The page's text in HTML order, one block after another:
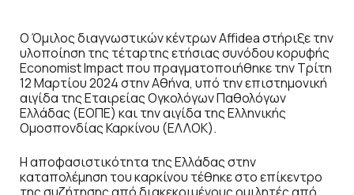
Ο Όμιλος διαγνωστικών κέντρων Affidea στήριξε την
υλοποίηση της τέταρτης ετήσιας συνόδου κορυφής
Economist Impact που πραγματοποιήθηκε την Τρίτη
12 Μαρτίου 2024 στην Αθήνα, υπό την επιστημονική
αιγίδα της Εταιρείας Ογκολόγων Παθολόγων
Ελλάδας (ΕΟΠΕ) και την αιγίδα της Ελληνικής
Ομοσπονδίας Καρκίνου (ΕΛΛΟΚ).
Η αποφασιστικότητα της Ελλάδας στην
καταπολέμηση του καρκίνου τέθηκε στο επίκεντρο